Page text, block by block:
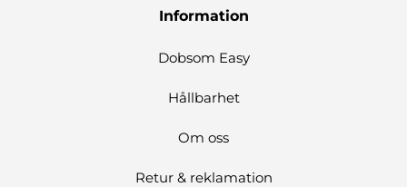
Information
Dobsom Easy
Hållbarhet
Om oss
Retur & reklamation